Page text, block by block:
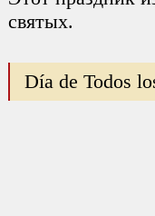
святых.
Día de Todos